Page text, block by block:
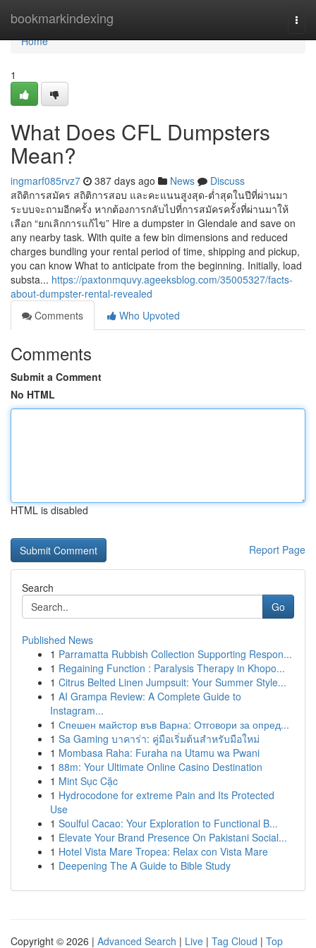
bookmarkindexing
Home
Home
1
What Does CFL Dumpsters
Mean?
ingmarf085rvz7 387 days ago News
Discuss
สถิติการสมัคร สถิติการสอบ และคะแนนสูงสุด-ต่ำสุดในปีที่ผ่านมา
ระบบจะถามอีกครั้ง หากต้องการกลับไปที่การสมัครครั้งที่ผ่านมาให้
เลือก “ยกเลิกการแก้ไข” Hire a dumpster in Glendale and save on
any nearby task. With quite a few bin dimensions and reduced
charges bundling your rental period of time, shipping and pickup,
you can know What to anticipate from the beginning. Initially, load
substa... https://paxtonmquvy.ageeksblog.com/35005327/facts-
about-dumpster-rental-revealed
Comments
Who Upvoted
Comments
Submit a Comment
No HTML
HTML is disabled
Report Page
Search
Go
Published News
1 Parramatta Rubbish Collection Supporting Respon...
1 Regaining Function : Paralysis Therapy in Khopo...
1 Citrus Belted Linen Jumpsuit: Your Summer Style...
1 AI Grampa Review: A Complete Guide to
Instagram...
1 Спешен майстор във Варна: Отговори за опред...
1 Sa Gaming บาคาร่า: คู่มือเริ่มต้นสำหรับมือใหม่
1 Mombasa Raha: Furaha na Utamu wa Pwani
1 88m: Your Ultimate Online Casino Destination
1 Mint Sục Cặc
1 Hydrocodone for extreme Pain and Its Protected
Use
1 Soulful Cacao: Your Exploration to Functional B...
1 Elevate Your Brand Presence On Pakistani Social...
1 Hotel Vista Mare Tropea: Relax con Vista Mare
1 Deepening The A Guide to Bible Study
Copyright © 2026 | Advanced Search | Live | Tag Cloud | Top